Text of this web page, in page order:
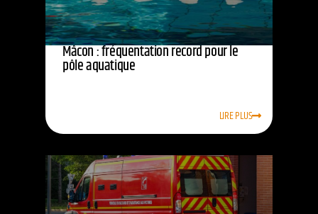
Mâcon : fréquentation record pour le
pôle aquatique
LIRE PLUS